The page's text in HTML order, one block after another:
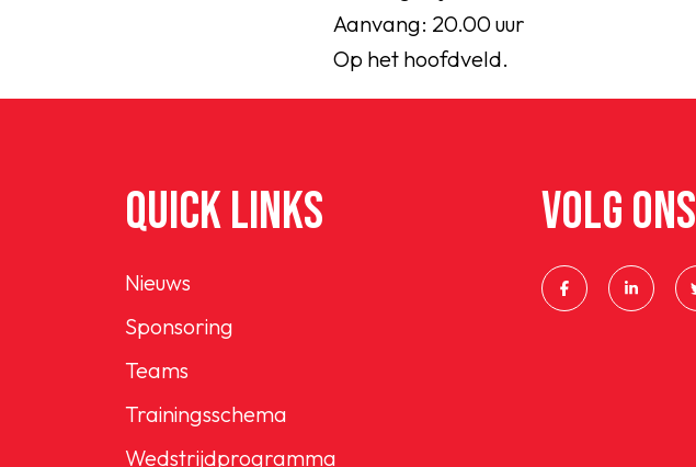
Aanvang: 20.00 uur
Op het hoofdveld.
QUICK LINKS
Nieuws
Sponsoring
Teams
Trainingsschema
Wedstrijdprogramma
VOLG ONS